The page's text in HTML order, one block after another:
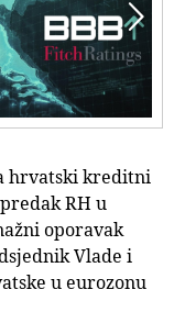

hrvatski kreditni
RH u
oporavak
Vlade i
u eurozonu